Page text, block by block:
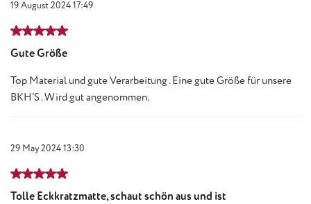
19 August 2024 17:49
Review with rating of 5 out of 5 stars
Gute Größe
Top Material und gute Verarbeitung . Eine gute Größe für unsere
BKH‘S . Wird gut angenommen.
29 May 2024 13:30
Review with rating of 5 out of 5 stars
Tolle Eckkratzmatte, schaut schön aus und ist